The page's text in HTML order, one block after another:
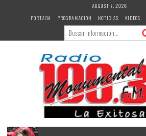
AUGUST 7, 2026
PORTADA
PROGRAMACIÓN NOTICIAS VIDEOS